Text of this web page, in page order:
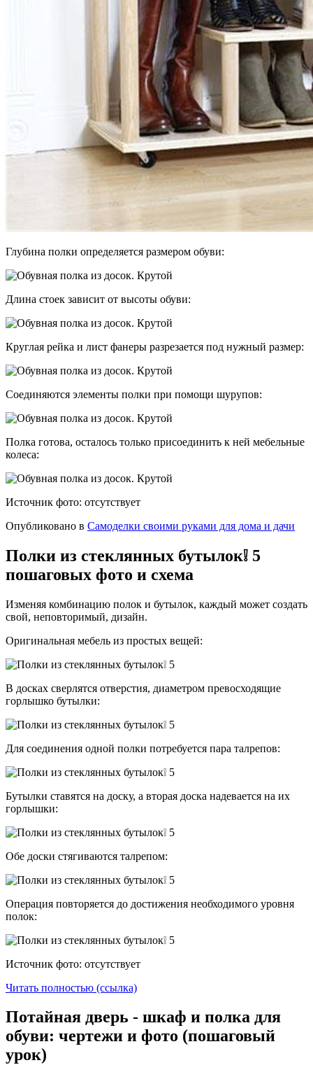
Глубина полки определяется размером обуви:
Длина стоек зависит от высоты обуви:
Круглая рейка и лист фанеры разрезается под нужный размер:
Соединяются элементы полки при помощи шурупов:
Полка готова, осталось только присоединить к ней мебельные
колеса:
Источник фото: отсутствует
Опубликовано в Самоделки своими руками для дома и дачи
Полки из стеклянных бутылок❕ 5
пошаговых фото и схема
Изменяя комбинацию полок и бутылок, каждый может создать
свой, неповторимый, дизайн.
Оригинальная мебель из простых вещей:
В досках сверлятся отверстия, диаметром превосходящие
горлышко бутылки:
Для соединения одной полки потребуется пара талрепов:
Бутылки ставятся на доску, а вторая доска надевается на их
горлышки:
Обе доски стягиваются талрепом:
Операция повторяется до достижения необходимого уровня
полок:
Источник фото: отсутствует
Читать полностью (ссылка)
Потайная дверь - шкаф и полка для
обуви: чертежи и фото (пошаговый
урок)